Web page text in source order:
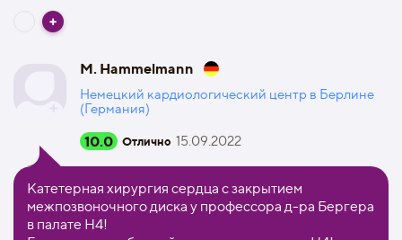
M. Hammelmann
Немецкий кардиологический центр в Берлине
(Германия)
10.0 Отлично 15.09.2022
Катетерная хирургия сердца с закрытием
межпозвоночного диска у профессора д-ра Бергера
в палате H4!